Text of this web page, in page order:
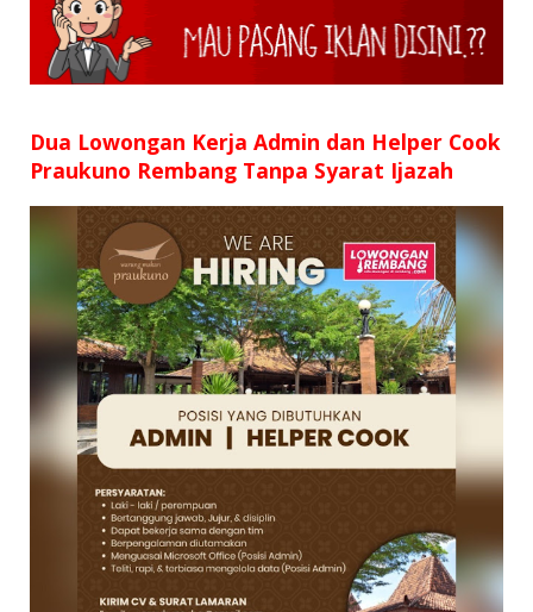
Dua Lowongan Kerja Admin dan Helper Cook
Praukuno Rembang Tanpa Syarat Ijazah